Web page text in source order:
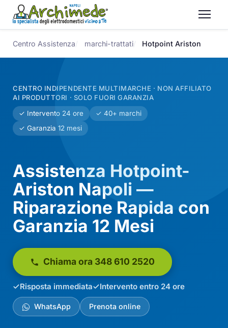
Centro Assistenza marchi-trattati Hotpoint Ariston
CENTRO INDIPENDENTE MULTIMARCHE · NON AFFILIATO
AI PRODUTTORI · SOLO FUORI GARANZIA
✓ Intervento 24 ore
✓ 40+ marchi
✓ Garanzia 12 mesi
Assistenza Hotpoint-
Ariston Napoli —
Riparazione Rapida con
Garanzia 12 Mesi
Chiama ora 348 610 2520
Risposta immediata Intervento entro 24 ore
WhatsApp Prenota online